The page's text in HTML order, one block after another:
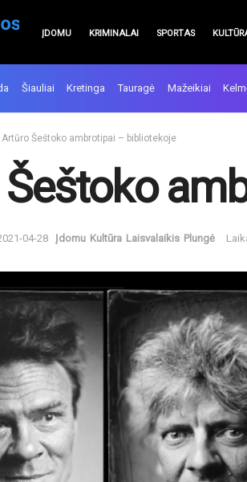
ĮDOMU KRIMINALAI SPORTAS
Šiauliai Kretinga Tauragė Mažeikiai
Artūro Šeštoko ambrotipai – bibliotekoje
04-28 Įdomu Kultūra Laisvalaikis Plungė